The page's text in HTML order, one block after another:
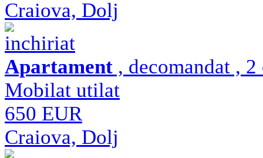
Craiova, Dolj
inchiriat
Apartament , decomandat ,
Mobilat utilat
650 EUR
Craiova, Dolj